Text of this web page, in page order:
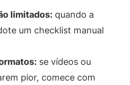
limitados: quando a
um checklist manual
se vídeos ou
pior, comece com